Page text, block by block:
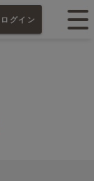
ログイン